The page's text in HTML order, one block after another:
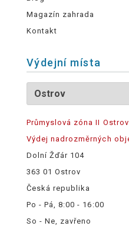
Magazín zahrada
Kontakt
Výdejní místa
Průmyslová zóna II
Výdej nadrozměrných
Dolní Žďár 104
363 01 Ostrov
Česká republika
Po - Pá, 8:00 - 16:00
So - Ne, zavřeno